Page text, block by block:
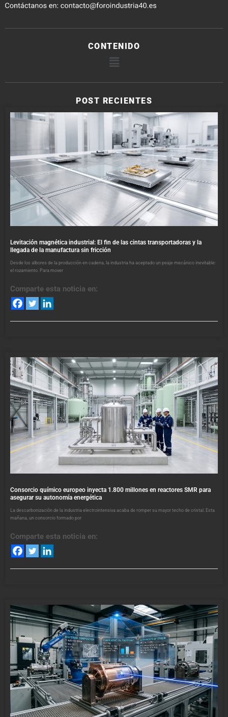
CONTENIDO
POST RECIENTES
Levitación magnética industrial: El fin de las cintas transportadoras y la
llegada de la manufactura sin fricción
Desde los albores de la producción en cadena, la industria ha aceptado un peaje mecánico inevitable:
el rozamiento. Para mover
Comparte esta noticia en:
Consorcio químico europeo inyecta 1.800 millones en reactores SMR para
asegurar su autonomía energética
La descarbonización de la industria electrointensiva acaba de romper su mayor techo de cristal. Esta
mañana, un consorcio formado por
Comparte esta noticia en: